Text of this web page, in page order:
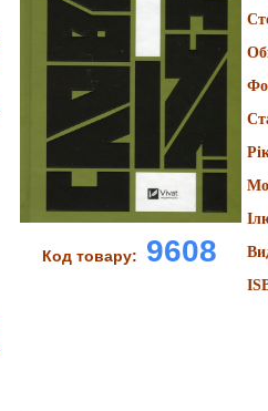
Код товару: 9608